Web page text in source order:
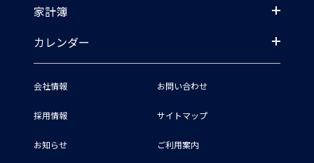
家計簿
カレンダー
会社情報
採用情報
お知らせ
お問い合わせ
サイトマップ
ご利用案内